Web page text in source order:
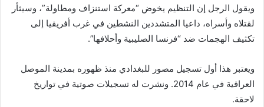
ويقول الرجل إن التنظيم يخوض “معركة استنزاف ومطاولة”، وسيثأر
لقتلاه وأسراه، داعيا المتشددين النشطين في غرب أفريقيا إلى
تكثيف الهجمات ضد “فرنسا الصليبية وأحلافها”.
ويعتبر هذا أول تسجيل مصور للبغدادي منذ ظهوره بمدينة الموصل
العراقية في عام 2014. ونشرت له تسجيلات صوتية في تواريخ
لاحقة.